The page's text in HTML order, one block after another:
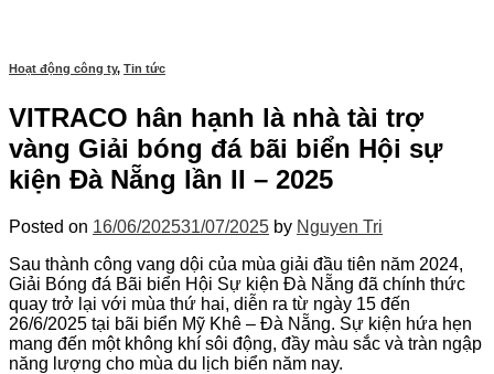
Hoạt động công ty, Tin tức
VITRACO hân hạnh là nhà tài trợ
vàng Giải bóng đá bãi biển Hội sự
kiện Đà Nẵng lần II – 2025
Posted on 16/06/202531/07/2025 by Nguyen Tri
Sau thành công vang dội của mùa giải đầu tiên năm 2024,
Giải Bóng đá Bãi biển Hội Sự kiện Đà Nẵng đã chính thức
quay trở lại với mùa thứ hai, diễn ra từ ngày 15 đến
26/6/2025 tại bãi biển Mỹ Khê – Đà Nẵng. Sự kiện hứa hẹn
mang đến một không khí sôi động, đầy màu sắc và tràn ngập
năng lượng cho mùa du l ịch biển năm nay.